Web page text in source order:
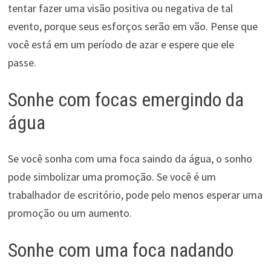
tentar fazer uma visão positiva ou negativa de tal
evento, porque seus esforços serão em vão. Pense que
você está em um período de azar e espere que ele
passe.
Sonhe com focas emergindo da
água
Se você sonha com uma foca saindo da água, o sonho
pode simbolizar uma promoção. Se você é um
trabalhador de escritório, pode pelo menos esperar uma
promoção ou um aumento.
Sonhe com uma foca nadando